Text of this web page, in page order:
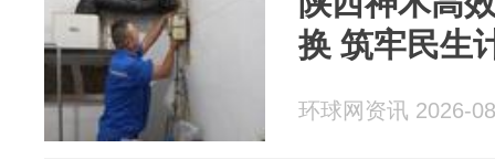
换 筑牢民生
环球网资讯 2026-